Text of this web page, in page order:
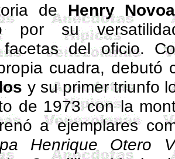
de Henry Novoa
por su
facetas del oficio.
cuadra, debutó
y su primer triunfo
de 1973 con la
a ejemplares
Henrique Otero